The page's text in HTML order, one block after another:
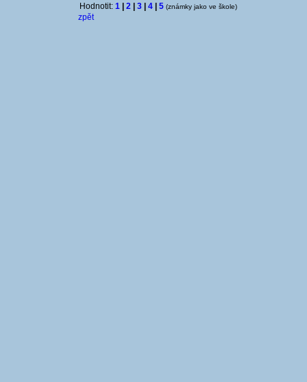
Hodnotit: 1 2 3 4 5 (známky jako ve škole)
zpět